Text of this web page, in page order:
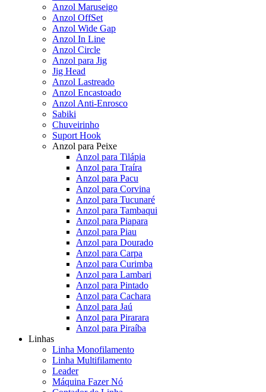
Anzol Maruseigo
Anzol OffSet
Anzol Wide Gap
Anzol In Line
Anzol Circle
Anzol para Jig
Jig Head
Anzol Lastreado
Anzol Encastoado
Anzol Anti-Enrosco
Sabiki
Chuveirinho
Suport Hook
Anzol para Peixe
Anzol para Tilápia
Anzol para Traíra
Anzol para Pacu
Anzol para Corvina
Anzol para Tucunaré
Anzol para Tambaqui
Anzol para Piapara
Anzol para Piau
Anzol para Dourado
Anzol para Carpa
Anzol para Curimba
Anzol para Lambari
Anzol para Pintado
Anzol para Cachara
Anzol para Jaú
Anzol para Pirarara
Anzol para Piraíba
Linhas
Linha Monofilamento
Linha Multifilamento
Leader
Máquina Fazer Nó